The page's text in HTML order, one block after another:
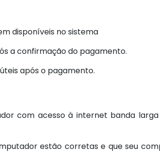
disponíveis no sistema
a confirmação do pagamento.
após o pagamento.
com acesso à internet banda
estão corretas e que seu